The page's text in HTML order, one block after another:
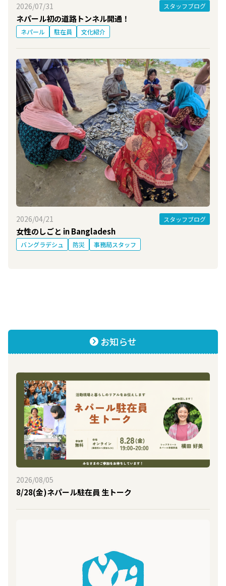
2026/07/31 スタッフブログ
ネパール初の道路トンネル開通！
ネパール 駐在員 文化紹介
2026/04/21 スタッフブログ
女性のしごと in Bangladesh
バングラデシュ 防災 事務局スタッフ
お知らせ
2026/08/05
8/28(金)ネパール駐在員 生トーク